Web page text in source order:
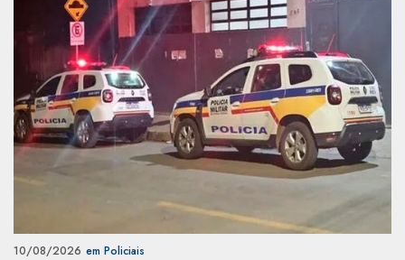
10/08/2026 em Policiais